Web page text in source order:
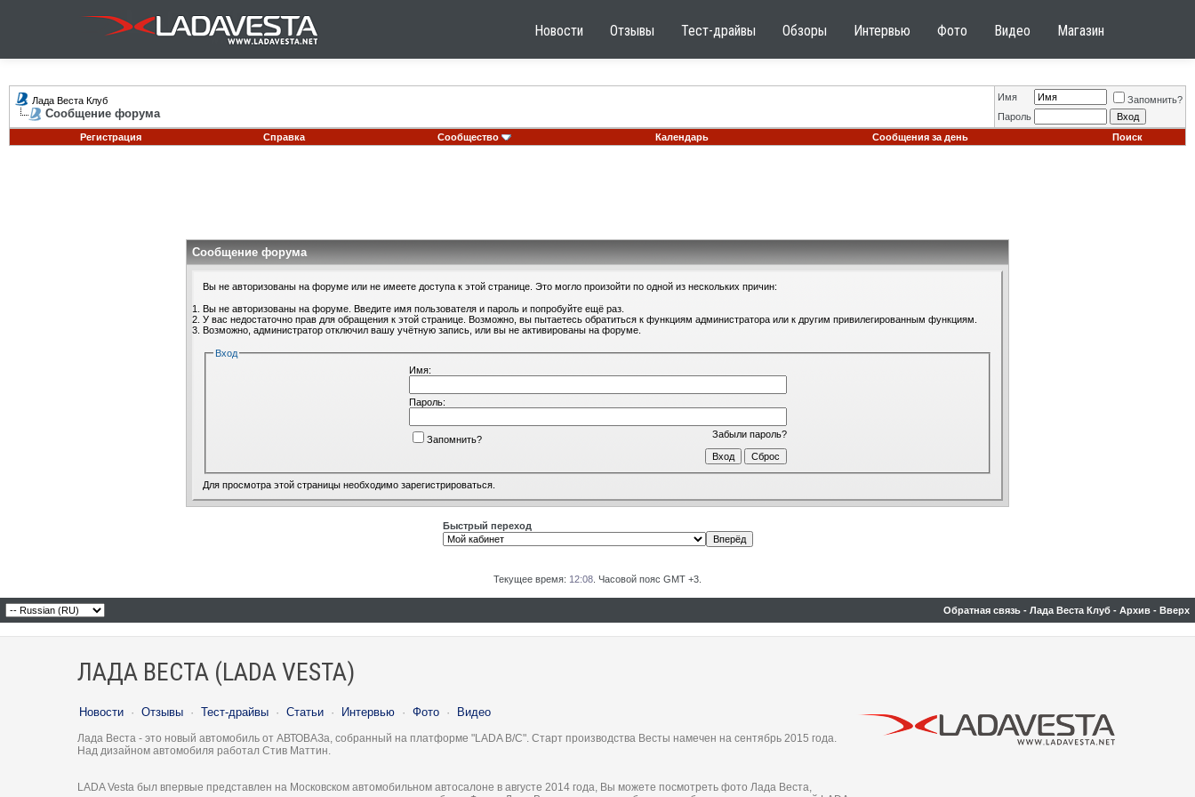
Новости Отзывы Тест-драйвы Обзоры Интервью Фото Видео Магазин
Лада Веста Клуб
Сообщение форума
Имя
Запомнить?
Пароль
Регистрация
Справка Сообщество Календарь Сообщения за день Поиск
Сообщение форума
Вы не авторизованы на форуме или не имеете доступа к этой странице. Это могло произойти по одной из нескольких причин:
Вы не авторизованы на форуме. Введите имя пользователя и пароль и попробуйте ещё раз.
У вас недостаточно прав для обращения к этой странице. Возможно, вы пытаетесь обратиться к функциям администратора или к другим привилегированным функциям.
Возможно, администратор отключил вашу учётную запись, или вы не активированы на форуме.
Вход
Имя:
Пароль:
Забыли пароль?
Запомнить?
Для просмотра этой страницы необходимо зарегистрироваться
Быстрый переход
Текущее время: 12:08 . Часовой пояс GMT +3.
Обратная связь - Лада Веста Клуб - Архив - Вверх
ЛАДА ВЕСТА (LADA VESTA)
Новости · Отзывы · Тест-драйвы · Статьи · Интервью · Фото · Видео
Лада Веста - это новый автомобиль от АВТОВАЗа, собранный на платформе "LADA B/C". Старт производства Весты намечен на сентябрь 2015 года.
Над дизайном автомобиля работал Стив Маттин.
LADA Vesta был впервые представлен на Московском автомобильном автосалоне в августе 2014 года, Вы можете посмотреть фото Лада Веста,